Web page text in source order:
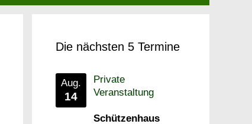
Die nächsten 5 Termine
Aug.
14
Private
Veranstaltung
Schützenhaus